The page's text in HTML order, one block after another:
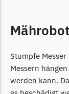
Mowox Messer
MTD
MTD Messer
Stumpfe
Messern
werden kann.